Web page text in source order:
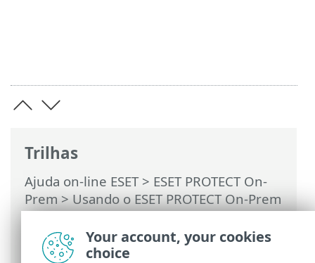
Trilhas
Ajuda on-line ESET> ESET PROTECT On-
Prem>Usando o ESET PROTECT On-Prem
>ESET PROTECT On-Prem Menu principal
Tarefas >Tarefas de cliente> Instalação
de software
Your account, your cookies
choice